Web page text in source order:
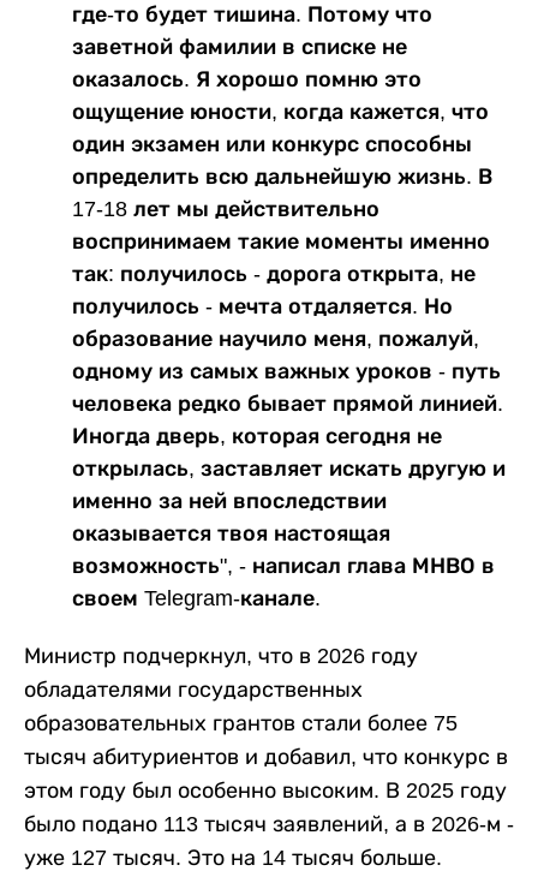
где-то будет тишина. Потому что
заветной фамилии в списке не
оказалось. Я хорошо помню это
ощущение юности, когда кажется, что
один экзамен или конкурс способны
определить всю дальнейшую жизнь. В
17-18 лет мы действительно
воспринимаем такие моменты именно
так: получилось - дорога открыта, не
получилось - мечта отдаляется. Но
образование научило меня, пожалуй,
одному из самых важных уроков - путь
человека редко бывает прямой линией.
Иногда дверь, которая сегодня не
открылась, заставляет искать другую и
именно за ней впоследствии
оказывается твоя настоящая
возможность", - написал глава МНВО в
своем Telegram-канале.
Министр подчеркнул, что в 2026 году
обладателями государственных
образовательных грантов стали более 75
тысяч абитуриентов и добавил, что конкурс в
этом году был особенно высоким. В 2025 году
было подано 113 тысяч заявлений, а в 2026-м -
уже 127 тысяч. Это на 14 тысяч больше.